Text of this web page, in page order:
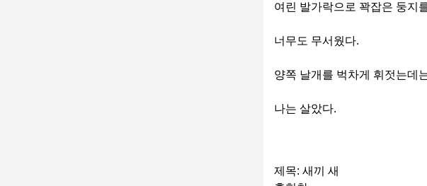
여린 발가락으로 꽉잡은 둥지
너무도 무서웠다.
양쪽 날개를 벅차게 휘젓는데
나는 살았다.
제목: 새끼 새